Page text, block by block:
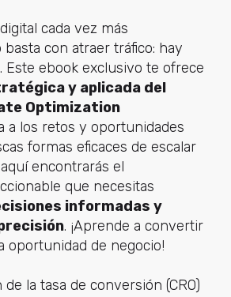
cada vez más
con atraer tráfico: hay
Este ebook exclusivo te ofrece
y aplicada del
Optimization
a los retos y oportunidades
formas eficaces de escalar
encontrarás el
que necesitas
informadas y
. ¡Aprende a convertir
oportunidad de negocio!
la tasa de conversión (CRO)